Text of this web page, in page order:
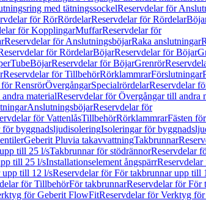
med tätningssockelReservdelar för
för RörRördelarReservdelar för Rördelar
för KopplingarMuffarReservdelar för
Reservdelar för AnslutningsböjarRaka anslutningar
för RördelarBöjarReservdelar för Böjar
BöjarReservdelar för BöjarGrenrör
Reservdelar för TillbehörRörklammrarFörslutningar
RensrörÖvergångarSpecialrördelarReservdelar
materialReservdelar för Övergångar till andra
AnslutningsböjarReservdelar för
för VattenlåsTillbehörRörklammrarFästen för
för byggnadsljudisoleringIsoleringar för
Geberit Pluvia takavvattningTakbrunnar
till 25 l/sTakbrunnar för stödrännorReservdelar
till 25 l/sInstallationselement ångspärr
upp till 12 l/sReservdelar för För takbrunnar upp till
för TillbehörFör takbrunnarReservdelar för För
för Geberit FlowFitReservdelar för Verktyg